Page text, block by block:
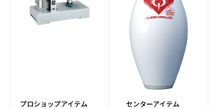
プロショップアイテム センターアイテム